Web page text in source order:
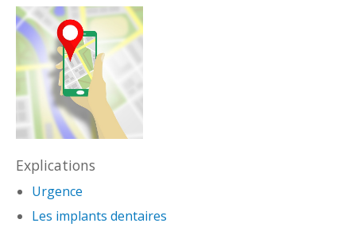
Explications
Urgence
Les implants dentaires